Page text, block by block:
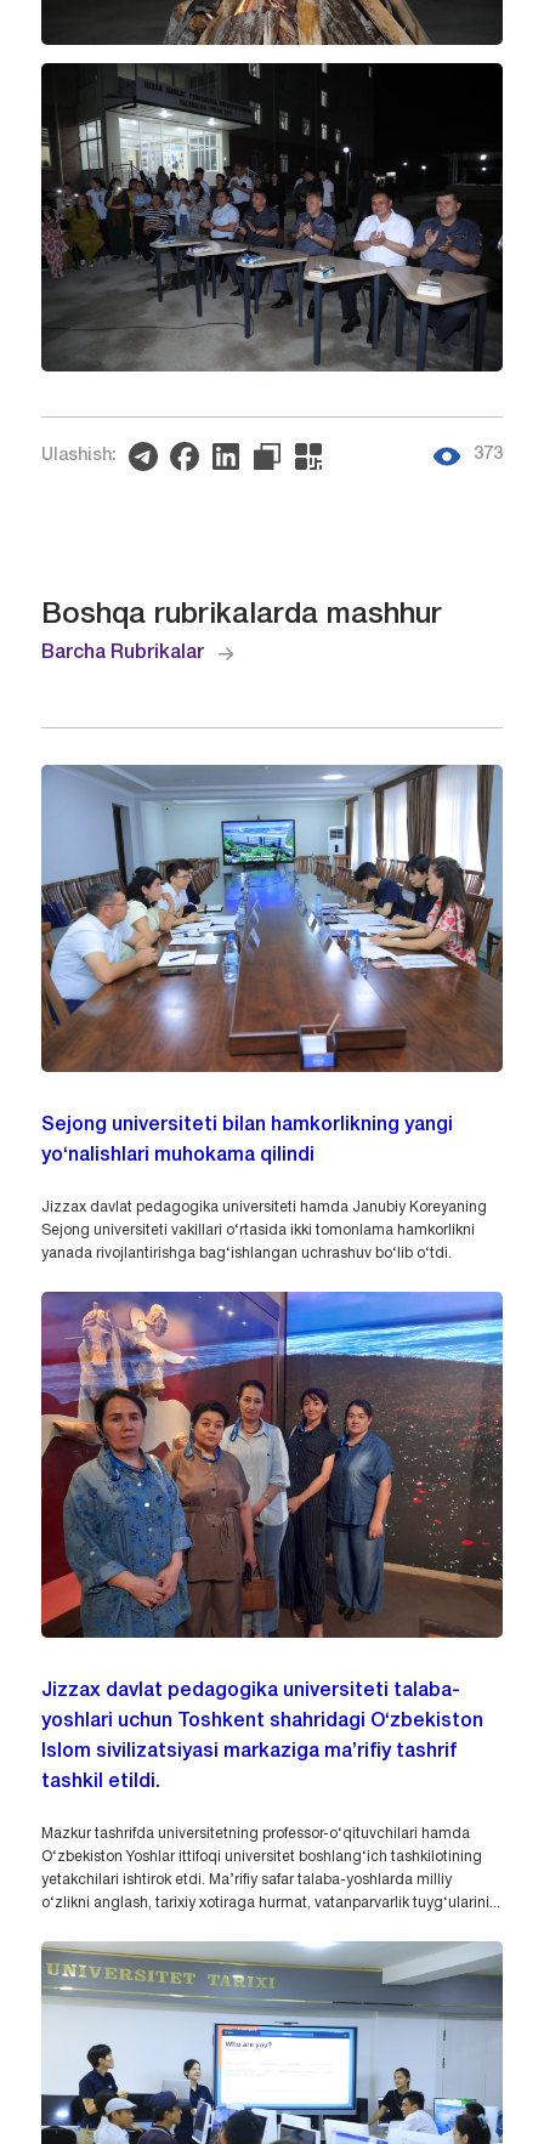
Ulashish: 373
Boshqa rubrikalarda mashhur
Barcha Rubrikalar
Sejong universiteti bilan hamkorlikning yangi
yo‘nalishlari muhokama qilindi
Jizzax davlat pedagogika universiteti hamda Janubiy Koreyaning
Sejong universiteti vakillari o‘rtasida ikki tomonlama hamkorlikni
yanada rivojlantirishga bag‘ishlangan uchrashuv bo‘lib o‘tdi.
Jizzax davlat pedagogika universiteti talaba-
yoshlari uchun Toshkent shahridagi O‘zbekiston
Islom sivilizatsiyasi markaziga ma’rifiy tashrif
tashkil etildi.
Mazkur tashrifda universitetning professor-o‘qituvchilari hamda
O‘zbekiston Yoshlar ittifoqi universitet boshlang‘ich tashkilotining
yetakchilari ishtirok etdi. Ma’rifiy safar talaba-yoshlarda milliy
o‘zlikni anglash, tarixiy xotiraga hurmat, vatanparvarlik tuyg‘ularini...